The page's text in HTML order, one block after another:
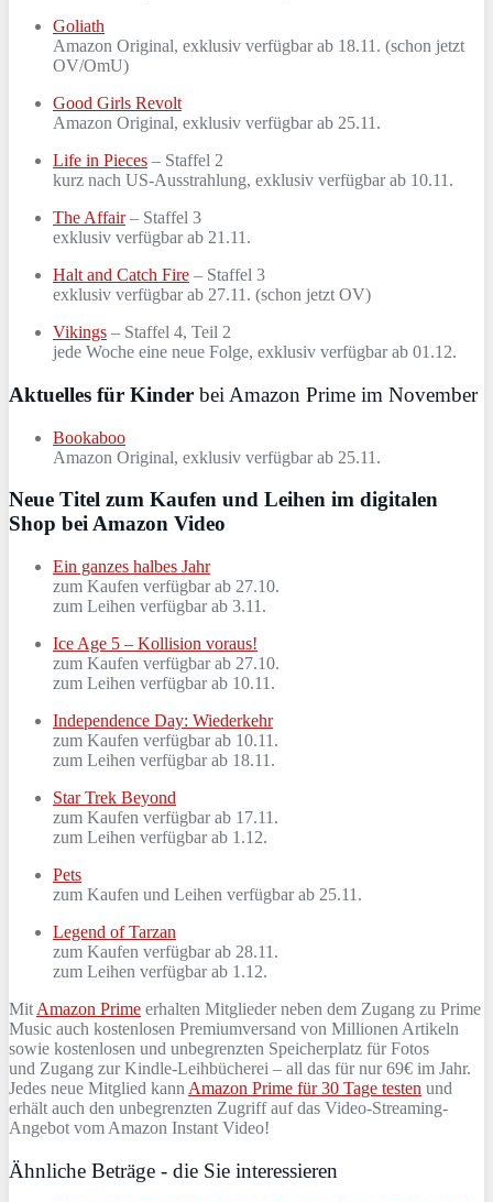
Goliath
Amazon Original, exklusiv verfügbar ab 18.11. (schon jetzt
OV/OmU)
Good Girls Revolt
Amazon Original, exklusiv verfügbar ab 25.11.
Life in Pieces – Staffel 2
kurz nach US-Ausstrahlung, exklusiv verfügbar ab 10.11.
The Affair– Staffel 3
exklusiv verfügbar ab 21.11.
Halt and Catch Fire – Staffel 3
exklusiv verfügbar ab 27.11. (schon jetzt OV)
Vikings – Staffel 4, Teil 2
jede Woche eine neue Folge, exklusiv verfügbar ab 01.12.
Aktuelles für Kinder bei Amazon Prime im November
Bookaboo
Amazon Original, exklusiv verfügbar ab 25.11.
Neue Titel zum Kaufen und Leihen im digitalen
Shop bei Amazon Video
Ein ganzes halbes Jahr
zum Kaufen verfügbar ab 27.10.
zum Leihen verfügbar ab 3.11.
Ice Age 5 – Kollision voraus!
zum Kaufen verfügbar ab 27.10.
zum Leihen verfügbar ab 10.11.
Independence Day: Wiederkehr
zum Kaufen verfügbar ab 10.11.
zum Leihen verfügbar ab 18.11.
Star Trek Beyond
zum Kaufen verfügbar ab 17.11.
zum Leihen verfügbar ab 1.12.
Pets
zum Kaufen und Leihen verfügbar ab 25.11.
Legend of Tarzan
zum Kaufen verfügbar ab 28.11.
zum Leihen verfügbar ab 1.12.
Mit Amazon Prime erhalten Mitglieder neben dem Zugang zu Prime
Music auch kostenlosen Premiumversand von Millionen Artikeln
sowie kostenlosen und unbegrenzten Speicherplatz für Fotos
und Zugang zur Kindle-Leihbücherei – all das für nur 69€ im Jahr.
Jedes neue Mitglied kann Amazon Prime für 30 Tage testen und
erhält auch den unbegrenzten Zugriff auf das Video-Streaming-
Angebot vom Amazon Instant Video!
Ähnliche Beträge - die Sie interessieren